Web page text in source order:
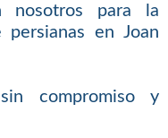
nosotros para la
en Joan
compromiso y